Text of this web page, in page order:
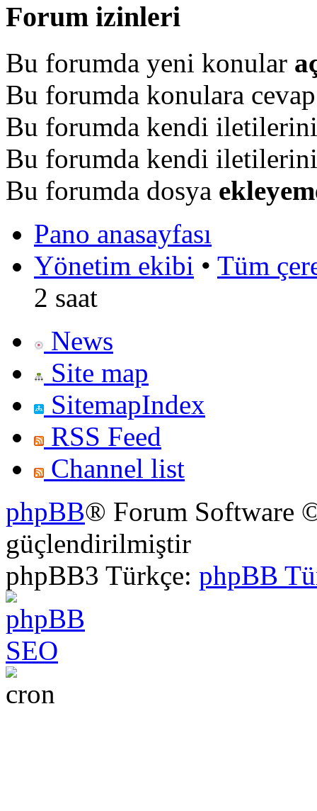
Forum izinleri
Bu forumda yeni konular
Bu forumda konulara
Bu forumda kendi
Bu forumda kendi
Bu forumda dosya
Pano anasayfası
Yönetim ekibi • Tüm
2 saat
News
Site map
SitemapIndex
RSS Feed
Channel list
phpBB® Forum Software
güçlendirilmiştir
phpBB3 Türkçe: phpBB